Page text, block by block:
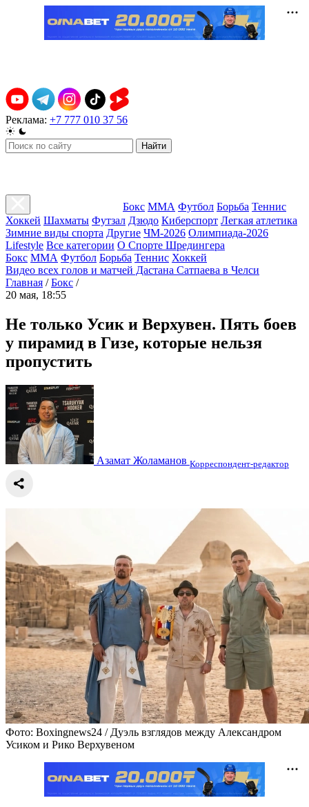
Реклама: +7 777 010 37 56
Найти
Бокс ММА Футбол Борьба Теннис
Хоккей Шахматы Футзал Дзюдо Киберспорт Легкая атлетика
Зимние виды спорта Другие ЧМ-2026 Олимпиада-2026
Lifestyle Все категории О Спорте Шредингера
Бокс ММА Футбол Борьба Теннис Хоккей
Видео всех голов и матчей Дастана Сатпаева в Челси
Главная / Бокс /
20 мая, 18:55
Не только Усик и Верхувен. Пять боев
у пирамид в Гизе, которые нельзя
пропустить
Азамат Жоламанов Корреспондент-редактор
Фото: Boxingnews24 / Дуэль взглядов между Александром
Усиком и Рико Верхувеном